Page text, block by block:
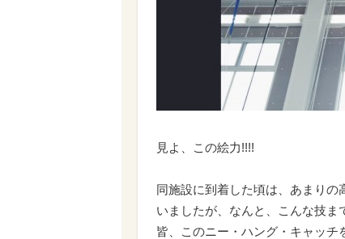
見よ、この絵力!!!!
同施設に到着した頃は、あまりの
いましたが、なんと、こんな技ま
皆、このニー・ハング・キャッチ